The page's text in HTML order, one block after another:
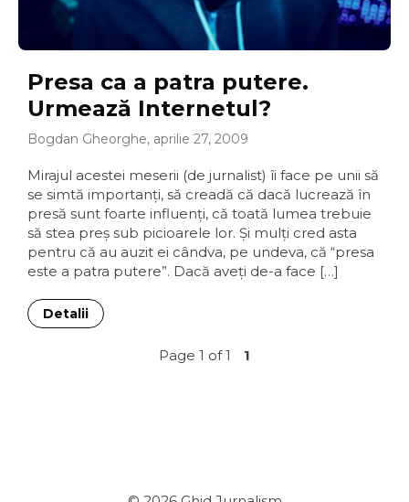
Presa ca a patra putere.
Urmează Internetul?
Bogdan Gheorghe, aprilie 27, 2009
Mirajul acestei meserii (de jurnalist) îi face pe unii să
se simtă importanţi, să creadă că dacă lucrează în
presă sunt foarte influenţi, că toată lumea trebuie
să stea preş sub picioarele lor. Şi mulţi cred asta
pentru că au auzit ei cândva, pe undeva, că “presa
este a patra putere”. Dacă aveţi de-a face […]
Detalii
Page 1 of 1 1